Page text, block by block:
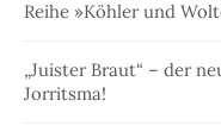
Reihe »Köhler und
„Juister Braut“ – der
Jorritsma!